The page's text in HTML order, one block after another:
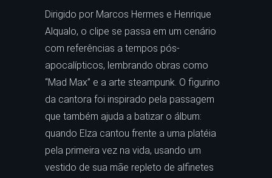
Dirigido por Marcos Hermes e Henrique
Alqualo, o clipe se passa em um cenário
com referências a tempos pós-
apocalípticos, lembrando obras como
“Mad Max” e a arte steampunk. O figurino
da cantora foi inspirado pela passagem
que também ajuda a batizar o álbum:
quando Elza cantou frente a uma platéia
pela primeira vez na vida, usando um
vestido de sua mãe repleto de alfinetes